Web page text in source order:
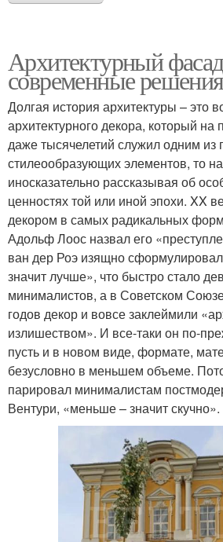
Архитектурный
современные
Долгая история архитектуры – это
архитектурного декора, который на
даже тысячелетий служил одним из
стилеообразующих элементов, то
иносказательно рассказывая об
ценностях той или иной эпохи. XX
декором в самых радикальных
Адольф Лоос назвал его
ван дер Роэ изящно
значит лучше», что быстро стало
минималистов, а в Советском
годов декор и вовсе заклеймили
излишеством». И все-таки он по-
пусть и в новом виде, формате,
безусловно в меньшем объеме.
парировал минималистам
Вентури, «меньше – значит скучно».